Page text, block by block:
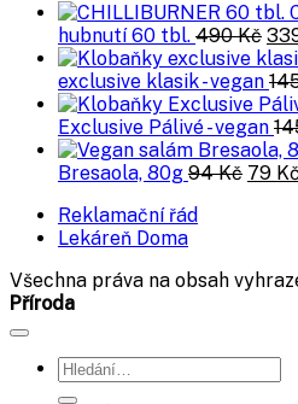
hubnutí 60 tbl. 490Kč
exclusive klasik - vegan
Exclusive Pálivé - vegan
Bresaola, 80g 94Kč 79 Kč
Reklamační řád
Lekáreň Doma
Všechna práva na obsah
Příroda
Hledat: